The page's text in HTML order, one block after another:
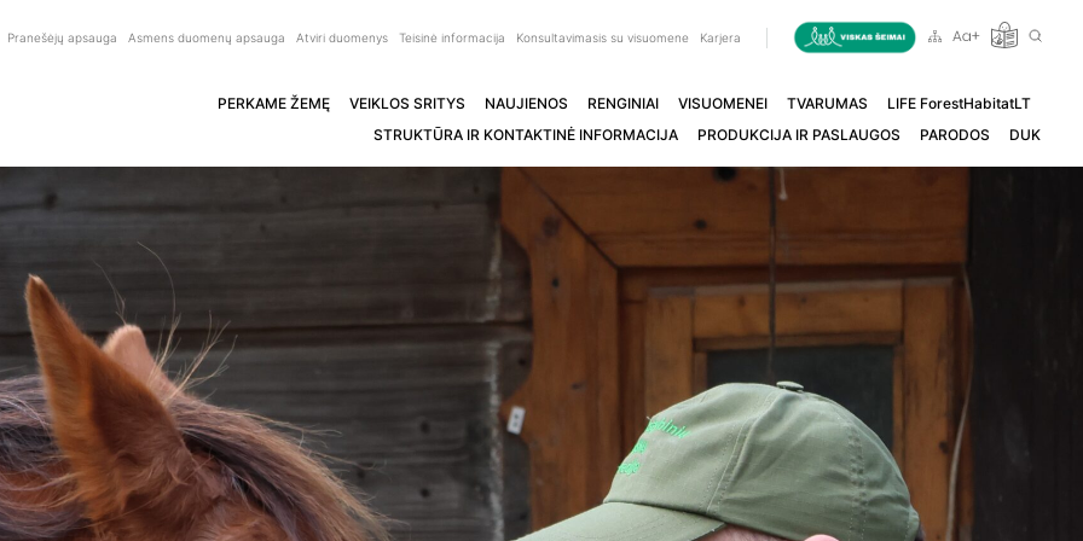
Pranešėjų apsauga Asmens duomenų apsauga Atviri duomenys Teisinė informacija Konsultavimasis su visuomene Karjera
PERKAME ŽEMĘ VEIKLOS SRITYS NAUJIENOS RENGINIAI VISUOMENEI TVARUMAS
LIFE ForestHabitatLT
STRUKTŪRA IR KONTAKTINĖ INFORMACIJA
PRODUKCIJA IR PASLAUGOS PARODOS DUK